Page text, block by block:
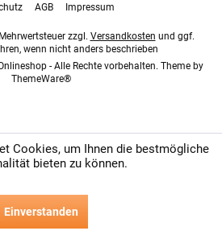
AGB Impressum
zzgl. Versandkosten und ggf.
wenn nicht anders beschrieben
- Alle Rechte vorbehalten. Theme by
ThemeWare®
Cookies, um Ihnen die bestmögliche
bieten zu können.
Einverstanden